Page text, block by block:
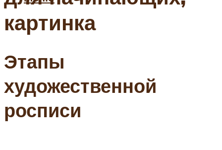
картинка
Этапы
художественной
росписи